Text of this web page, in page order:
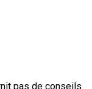
pas de conseils